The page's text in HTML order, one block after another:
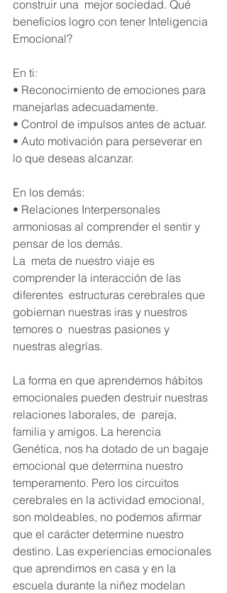
construir una  mejor sociedad. Qué
beneficios logro con tener Inteligencia
Emocional?
En ti:
• Reconocimiento de emociones para
manejarlas adecuadamente.
• Control de impulsos antes de actuar.
• Auto motivación para perseverar en
lo que deseas alcanzar.
En los demás:
• Relaciones Interpersonales
armoniosas al comprender el sentir y
pensar de los demás.
La  meta de nuestro viaje es
comprender la interacción de las
diferentes  estructuras cerebrales que
gobiernan nuestras iras y nuestros
temores o  nuestras pasiones y
nuestras alegrías.
La forma en que aprendemos hábitos
emocionales pueden destruir nuestras
relaciones laborales, de  pareja,
familia y amigos. La herencia
Genética, nos ha dotado de un bagaje
emocional que determina nuestro
temperamento. Pero los circuitos
cerebrales en la actividad emocional,
son moldeables, no podemos afirmar
que el carácter determine nuestro
destino. Las experiencias emocionales
que aprendimos en casa y en la
escuela durante la niñez modelan